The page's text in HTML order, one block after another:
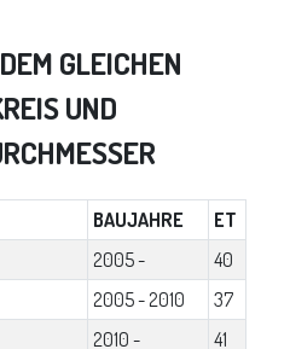
GLEICHEN
UND
BAUJAHRE
ET
2005 -
40
2005 - 2010
37
2010 - 41